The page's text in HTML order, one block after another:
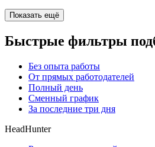
Показать ещё
Быстрые фильтры
Без опыта работы
От прямых работодателей
Полный день
Сменный график
За последние три дня
HeadHunter